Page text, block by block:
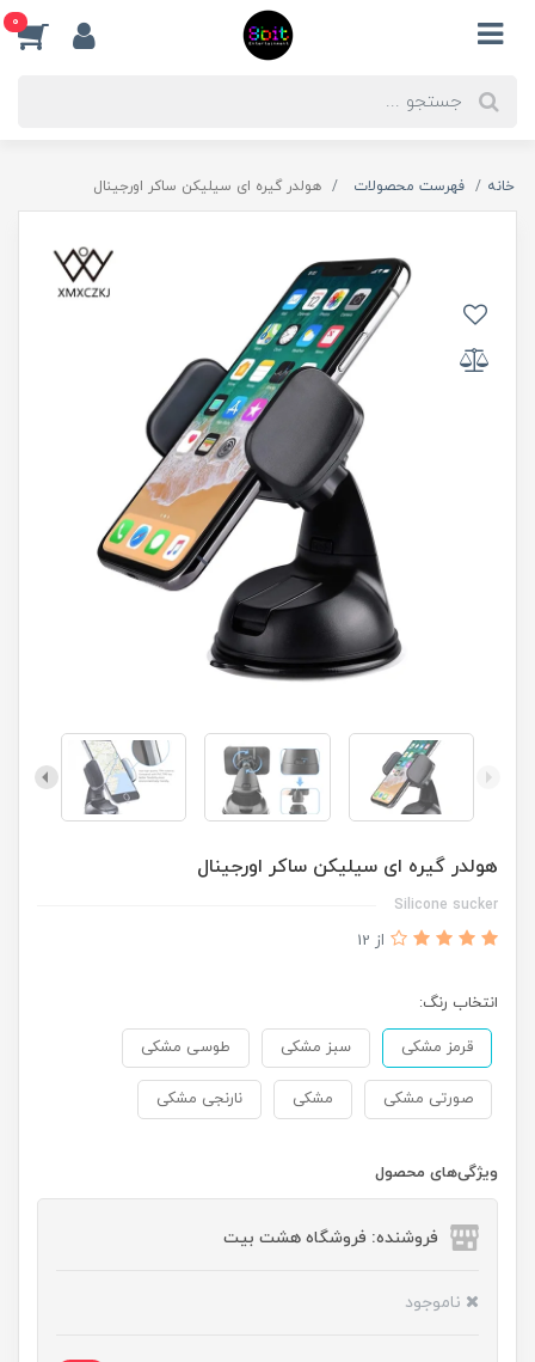
0
خانه فهرست محصولات هولدر گیره ای سیلیکن ساکر اورجینال
هولدر گیره ای سیلیکن ساکر اورجینال
Silicone sucker
از 12
انتخاب رنگ:
قرمز مشکی سبز مشکی طوسی مشکی
صورتی مشکی مشکی نارنجی مشکی
ویژگی‌های محصول
فروشنده: فروشگاه هشت بیت
ناموجود